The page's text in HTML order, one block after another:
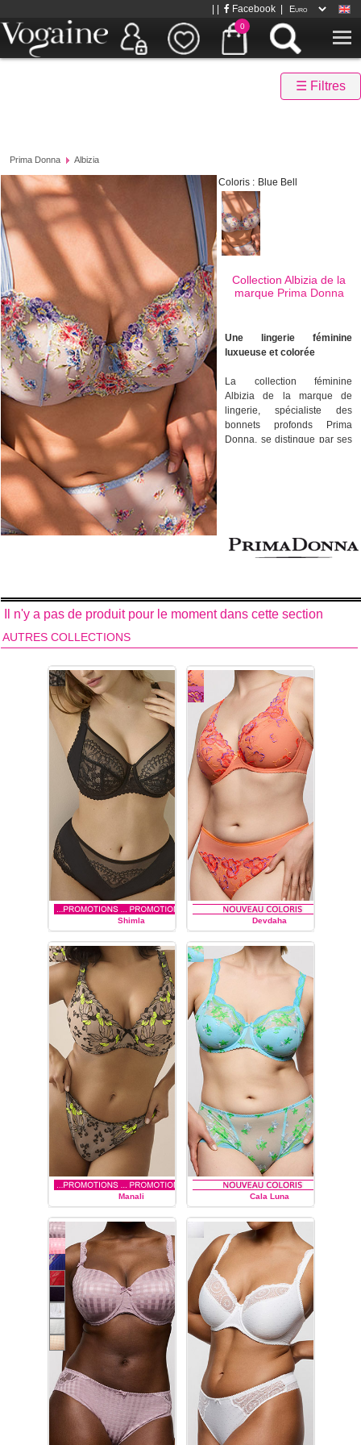
0
Facebook
☰ Filtres
Prima Donna Albizia
Coloris : Blue Bell
Collection Albizia de la
marque Prima Donna
Une lingerie féminine
luxueuse et colorée
La collection féminine
Albizia de la marque de
lingerie, spécialiste des
bonnets profonds Prima
Donna, se distingue par ses
succomberez aux trois
formes de soutiens-gorge,
jusqu'au bonnet H et quatre
formes de slips !
modèles de dessous
féminins de la
collection Albizia de la
grande
marque
de lingerie
Donna, spécialiste des
bonnets profonds :
gorge du bonnet C au
bonnet H,
soutien-gorge
armatures,
balconnet couture
verticale,
soutien-gorge
balconnet rembourré,
culotte, shorty string et
string.
Il n'y a pas de produit pour le moment dans cette section
AUTRES COLLECTIONS
Shimla
PRIMA DONNA
Devdaha
PRIMA DONNA
Manali
PRIMA DONNA
Cala Luna
PRIMA DONNA